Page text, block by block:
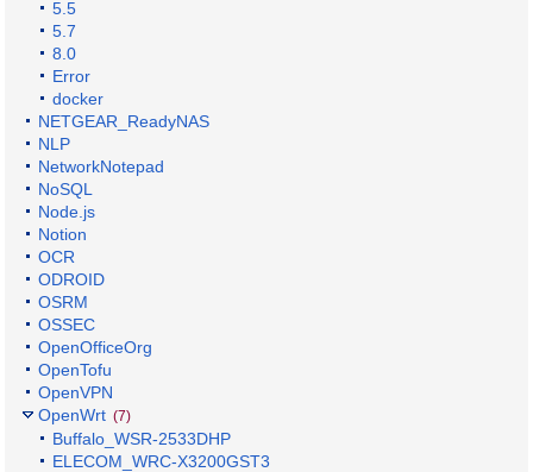
5.5
5.7
8.0
Error
docker
NETGEAR_ReadyNAS
NLP
NetworkNotepad
NoSQL
Node.js
Notion
OCR
ODROID
OSRM
OSSEC
OpenOfficeOrg
OpenTofu
OpenVPN
OpenWrt (7)
Buffalo_WSR-2533DHP
ELECOM_WRC-X3200GST3